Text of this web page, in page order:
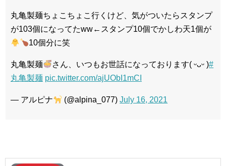
丸亀製麺ちょこちょこ行くけど、気がついたらスタンプ
が103個になってたww←スタンプ10個でかしわ天1個が
10個分に笑
丸亀製麺 さん、いつもお世話になっております( ᵕᴗᵕ )#
丸亀製麺 pic.twitter.com/ajUObI1mCI
— アルピナ (@alpina_077)July 16, 2021